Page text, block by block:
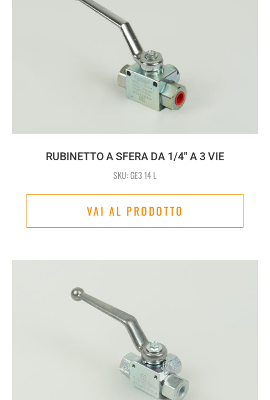
RUBINETTO A SFERA DA 1/4" A 3 VIE
SKU: GE3 14 L
VAI AL PRODOTTO